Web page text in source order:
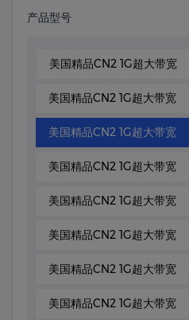
产品型号
美国精品CN2 1G超大带宽
美国精品CN2 1G超大带宽
美国精品CN2 1G超大带宽
美国精品CN2 1G超大带宽
美国精品CN2 1G超大带宽
美国精品CN2 1G超大带宽
美国精品CN2 1G超大带宽
美国精品CN2 1G超大带宽